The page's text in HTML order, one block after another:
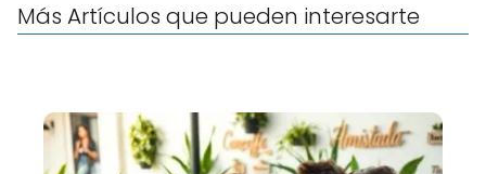
Más Artículos que pueden interesarte